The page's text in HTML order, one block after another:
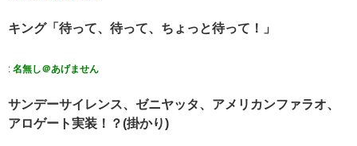
キング「待って、待って、ちょっと待って！」
: 名無し＠あげません
サンデーサイレンス、ゼニヤッタ、アメリカンファラオ、
アロゲート実装！？(掛かり)